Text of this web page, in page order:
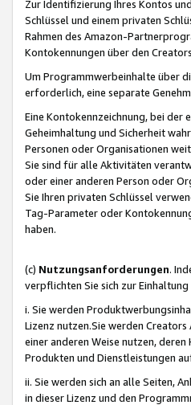
Zur Identifizierung Ihres Kontos
Schlüssel und einem privaten
Rahmen des Amazon-
Kontokennungen über den
Um Programmwerbeinhalte über
erforderlich, eine separate
Eine Kontokennzeichnung, bei der
Geheimhaltung und Sicherheit
Personen oder Organisationen
Sie sind für alle Aktivitäten
oder einer anderen Person oder
Sie Ihren privaten Schlüssel
Tag-Parameter oder
haben.
(c) Nutzungsanforderungen.
verpflichten Sie sich zur
i. Sie werden
Lizenz nutzen.Sie werden
einer anderen Weise nutzen,
Produkten und Dienstleistungen
ii. Sie werden sich an alle Seiten,
in dieser Lizenz und den